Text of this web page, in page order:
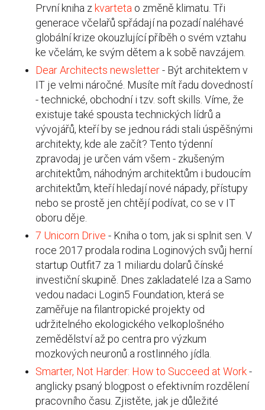
První kniha z kvarteta o změně klimatu. Tři
generace včelařů spřádají na pozadí naléhavé
globální krize okouzlující příběh o svém vztahu
ke včelám, ke svým dětem a k sobě navzájem.
Dear Architects newsletter- Být architektem v
IT je velmi náročné. Musíte mít řadu dovedností
- technické, obchodní i tzv. soft skills. Víme, že
existuje také spousta technických lídrů a
vývojářů, kteří by se jednou rádi stali úspěšnými
architekty, kde ale začít? Tento týdenní
zpravodaj je určen vám všem - zkušeným
architektům, náhodným architektům i budoucím
architektům, kteří hledají nové nápady, přístupy
nebo se prostě jen chtějí podívat, co se v IT
oboru děje.
7 Unicorn Drive - Kniha o tom, jak si splnit sen. V
roce 2017 prodala rodina Loginových svůj herní
startup Outfit7 za 1 miliardu dolarů čínské
investiční skupině. Dnes zakladatelé Iza a Samo
vedou nadaci Login5 Foundation, která se
zaměřuje na filantropické projekty od
udržitelného ekologického velkoplošného
zemědělství až po centra pro výzkum
mozkových neuronů a rostlinného jídla.
Smarter, Not Harder: How to Succeed at Work-
anglicky psaný blogpost o efektivním rozdělení
pracovního času. Zjistěte, jak je důležité